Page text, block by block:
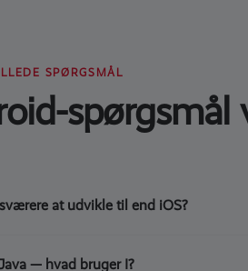
SPØRGSMÅL
spørgsmål
at udvikle til end iOS?
— hvad bruger I?